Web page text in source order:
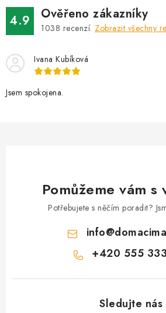
v
v
ý
p
v
á
n
4.9 Ověřeno zákazníky
1038 recenzí. Zobrazit všechny
Ivana Kubíková
Jsem spokojena.
Pomůžeme vám s
Potřebujete s něčím poradit?
info@
+420 555